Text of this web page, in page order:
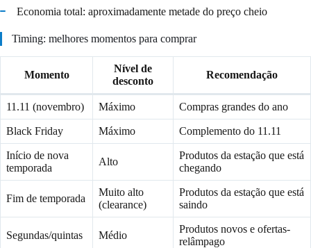
Economia total: aproximadamente metade do preço cheio
Timing: melhores momentos para comprar
Momento
Nível de
desconto
Recomendação
11.11 (novembro) Máximo Compras grandes do ano
Black Friday Máximo Complemento do 11.11
Início de nova
temporada
Alto
Produtos da estação que está
chegando
Fim de temporada
Muito alto
(clearance)
Produtos da estação que está
saindo
Segundas/quintas Médio
Produtos novos e ofertas-
relâmpago